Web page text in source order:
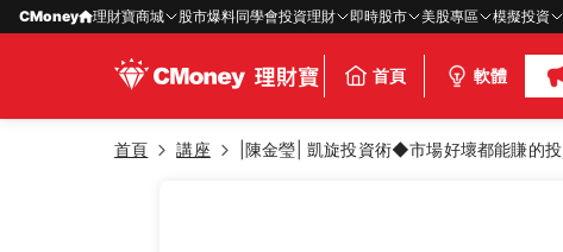
CMoney 理財寶商城 股市爆料同學會投資理財 即時股市 美股專區 模擬投資
首頁 軟體
首頁 講座 |陳金瑩| 凱旋投資術◆市場好壞都能賺的